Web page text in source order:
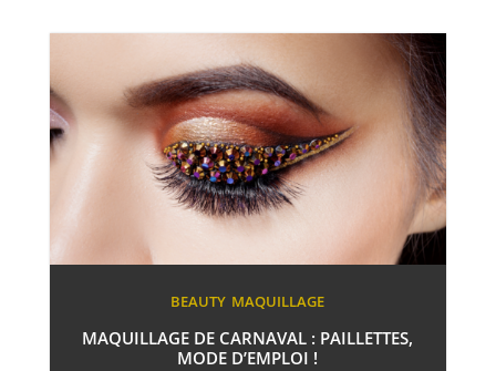
BEAUTY MAQUILLAGE
MAQUILLAGE DE CARNAVAL : PAILLETTES,
MODE D’EMPLOI !